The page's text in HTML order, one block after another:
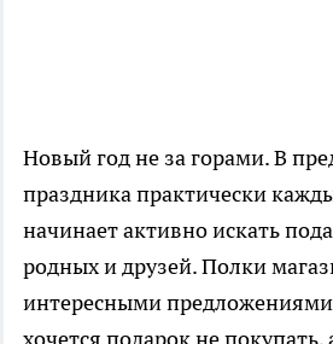
Новый год не за горами. В
праздника практически
начинает активно искать
родных и друзей. Полки
интересными